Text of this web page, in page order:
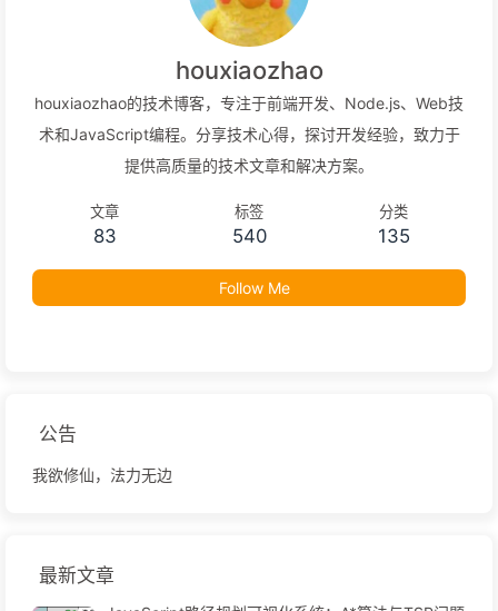
houxiaozhao
houxiaozhao的技术博客，专注于前端开发、Node.js、Web技
术和JavaScript编程。分享技术心得，探讨开发经验，致力于
提供高质量的技术文章和解决方案。
文章
83
标签
540
分类
135
Follow Me
公告
我欲修仙，法力无边
最新文章